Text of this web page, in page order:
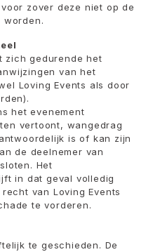
zover deze niet op de
worden.
zich gedurende het
van het
Loving Events als door
het evenement
vertoont, wangedrag
is of kan zijn
de deelnemer van
Het
in dat geval volledig
van Loving Events
te vorderen.
te geschieden. De